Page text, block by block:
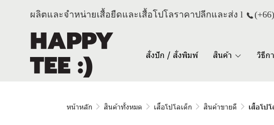
ผลิตและจำหน่ายเสื้อยืดและเสื้อโปโลราคาปลีกและส่ง l (+66)
สั่งปัก / สั่งพิมพ์ สินค้า วิธีก
หน้าหลัก สินค้าทั้งหมด เสื้อโปโลเด็ก สินค้าขายดี เสื้อโป